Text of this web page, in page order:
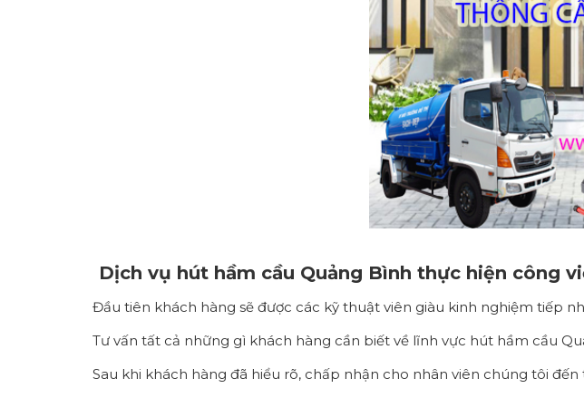
Dịch vụ hút hầm cầu Quảng Bình thực hiện công
Đầu tiên khách hàng sẽ được các kỹ thuật viên giàu kinh nghiệm tiếp
Tư vấn tất cả những gì khách hàng cần biết về lĩnh vực hút hầm cầu
Sau khi khách hàng đã hiểu rõ, chấp nhận cho nhân viên chúng tôi